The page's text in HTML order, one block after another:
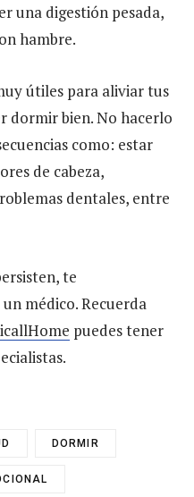
una digestión pesada,
hambre.
útiles para aliviar tus
dormir bien. No hacerlo
como: estar
de cabeza,
dentales, entre
te
médico. Recuerda
puedes tener
DORMIR